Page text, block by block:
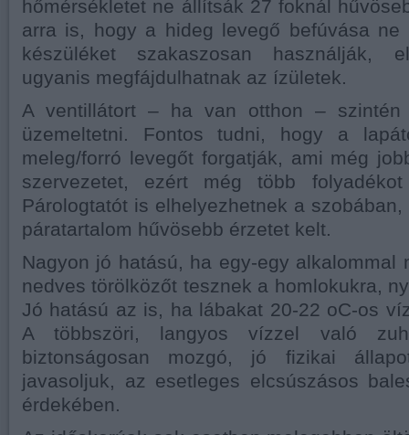
hőmérsékletet ne állítsák 27 foknál
arra is, hogy a hideg levegő befúvása
készüléket szakaszosan használják,
ugyanis megfájdulhatnak az ízületek.
A ventillátort – ha van otthon – szintén
üzemeltetni. Fontos tudni, hogy a
meleg/forró levegőt forgatják, ami még
szervezetet, ezért még több
Párologtatót is elhelyezhetnek a
páratartalom hűvösebb érzetet kelt.
Nagyon jó hatású, ha egy-egy alkalommal
nedves törölközőt tesznek a homlokukra,
Jó hatású az is, ha lábakat 20-22 oC-os
A többszöri, langyos vízzel való
biztonságosan mozgó, jó fizikai
javasoljuk, az esetleges elcsúszásos
érdekében.